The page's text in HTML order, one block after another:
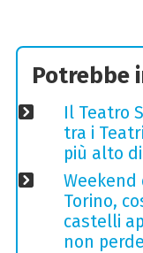
Potrebbe
Il Teatro
tra i
più alto
Weekend
Torino,
castelli
non